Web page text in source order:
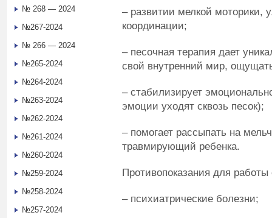
– развитии мелкой моторики,
координации;
– песочная терапия дает
свой внутренний мир,
– стабилизирует
эмоции уходят сквозь песок);
– помогает рассыпать на
травмирующий ребенка.
Противопоказания для
– психиатрические болезни;
№ 268 — 2024
№267-2024
№ 266 — 2024
№265-2024
№264-2024
№263-2024
№262-2024
№261-2024
№260-2024
№259-2024
№258-2024
№257-2024